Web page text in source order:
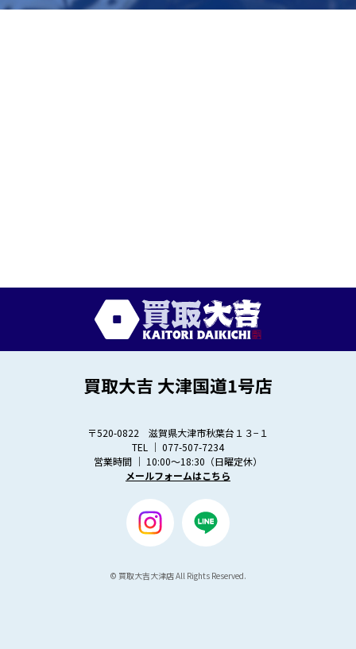
〒520-0822 滋賀県大津市秋葉台１３−１
TEL │ 077-507-7234
営業時間 │ 10:00～18:30（日曜定休）
メールフォームはこちら
© 買取大吉大津店 All Rights Reserved.